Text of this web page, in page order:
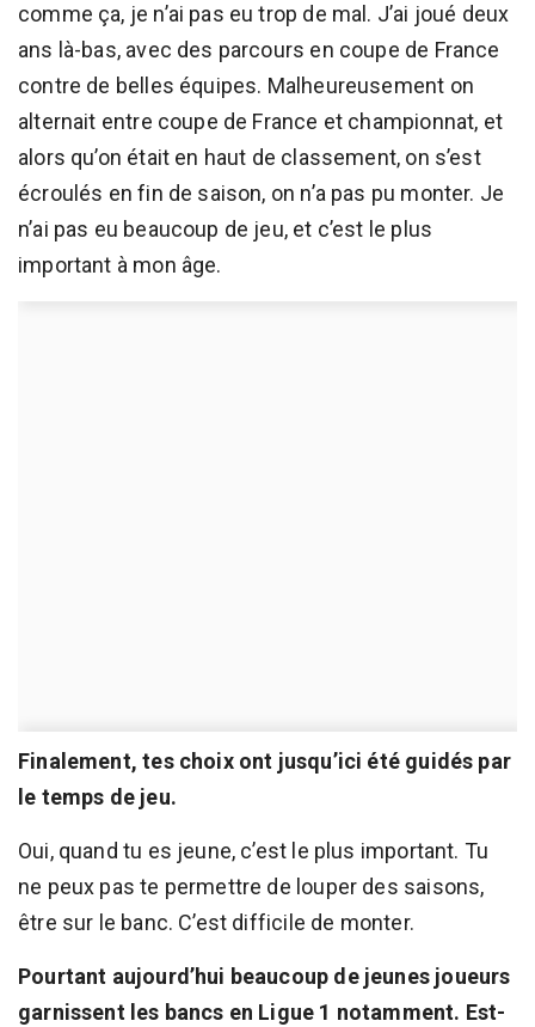
comme ça, je n’ai pas eu trop de mal. J’ai joué deux
ans là-bas, avec des parcours en coupe de France
contre de belles équipes. Malheureusement on
alternait entre coupe de France et championnat, et
alors qu’on était en haut de classement, on s’est
écroulés en fin de saison, on n’a pas pu monter. Je
n’ai pas eu beaucoup de jeu, et c’est le plus
important à mon âge.
Finalement, tes choix ont jusqu’ici été guidés par
le temps de jeu.
Oui, quand tu es jeune, c’est le plus important. Tu
ne peux pas te permettre de louper des saisons,
être sur le banc. C’est difficile de monter.
Pourtant aujourd’hui beaucoup de jeunes joueurs
garnissent les bancs en Ligue 1 notamment. Est-